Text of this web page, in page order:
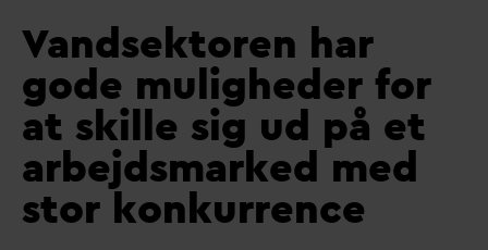
Vandsektoren har
gode muligheder for
at skille sig ud på et
arbejdsmarked med
stor konkurrence